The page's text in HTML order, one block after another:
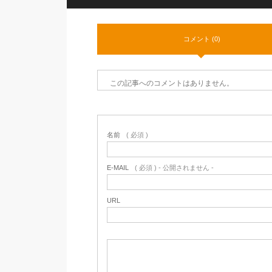
コメント (0)
この記事へのコメントはありません。
名前 ( 必須 )
E-MAIL ( 必須 ) - 公開されません -
URL